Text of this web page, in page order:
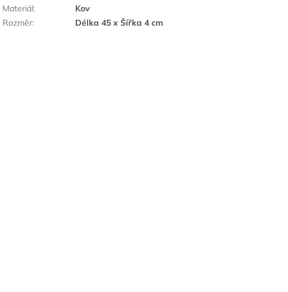
Materiál:
Kov
Rozměr: Délka 45 x Šířka 4 cm